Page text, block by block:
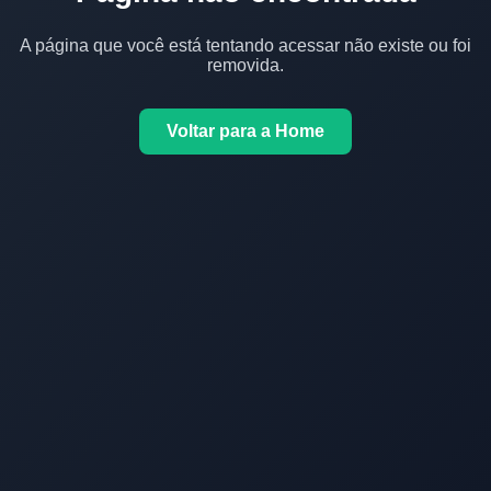
A página que você está tentando acessar não existe ou foi
removida.
Voltar para a Home